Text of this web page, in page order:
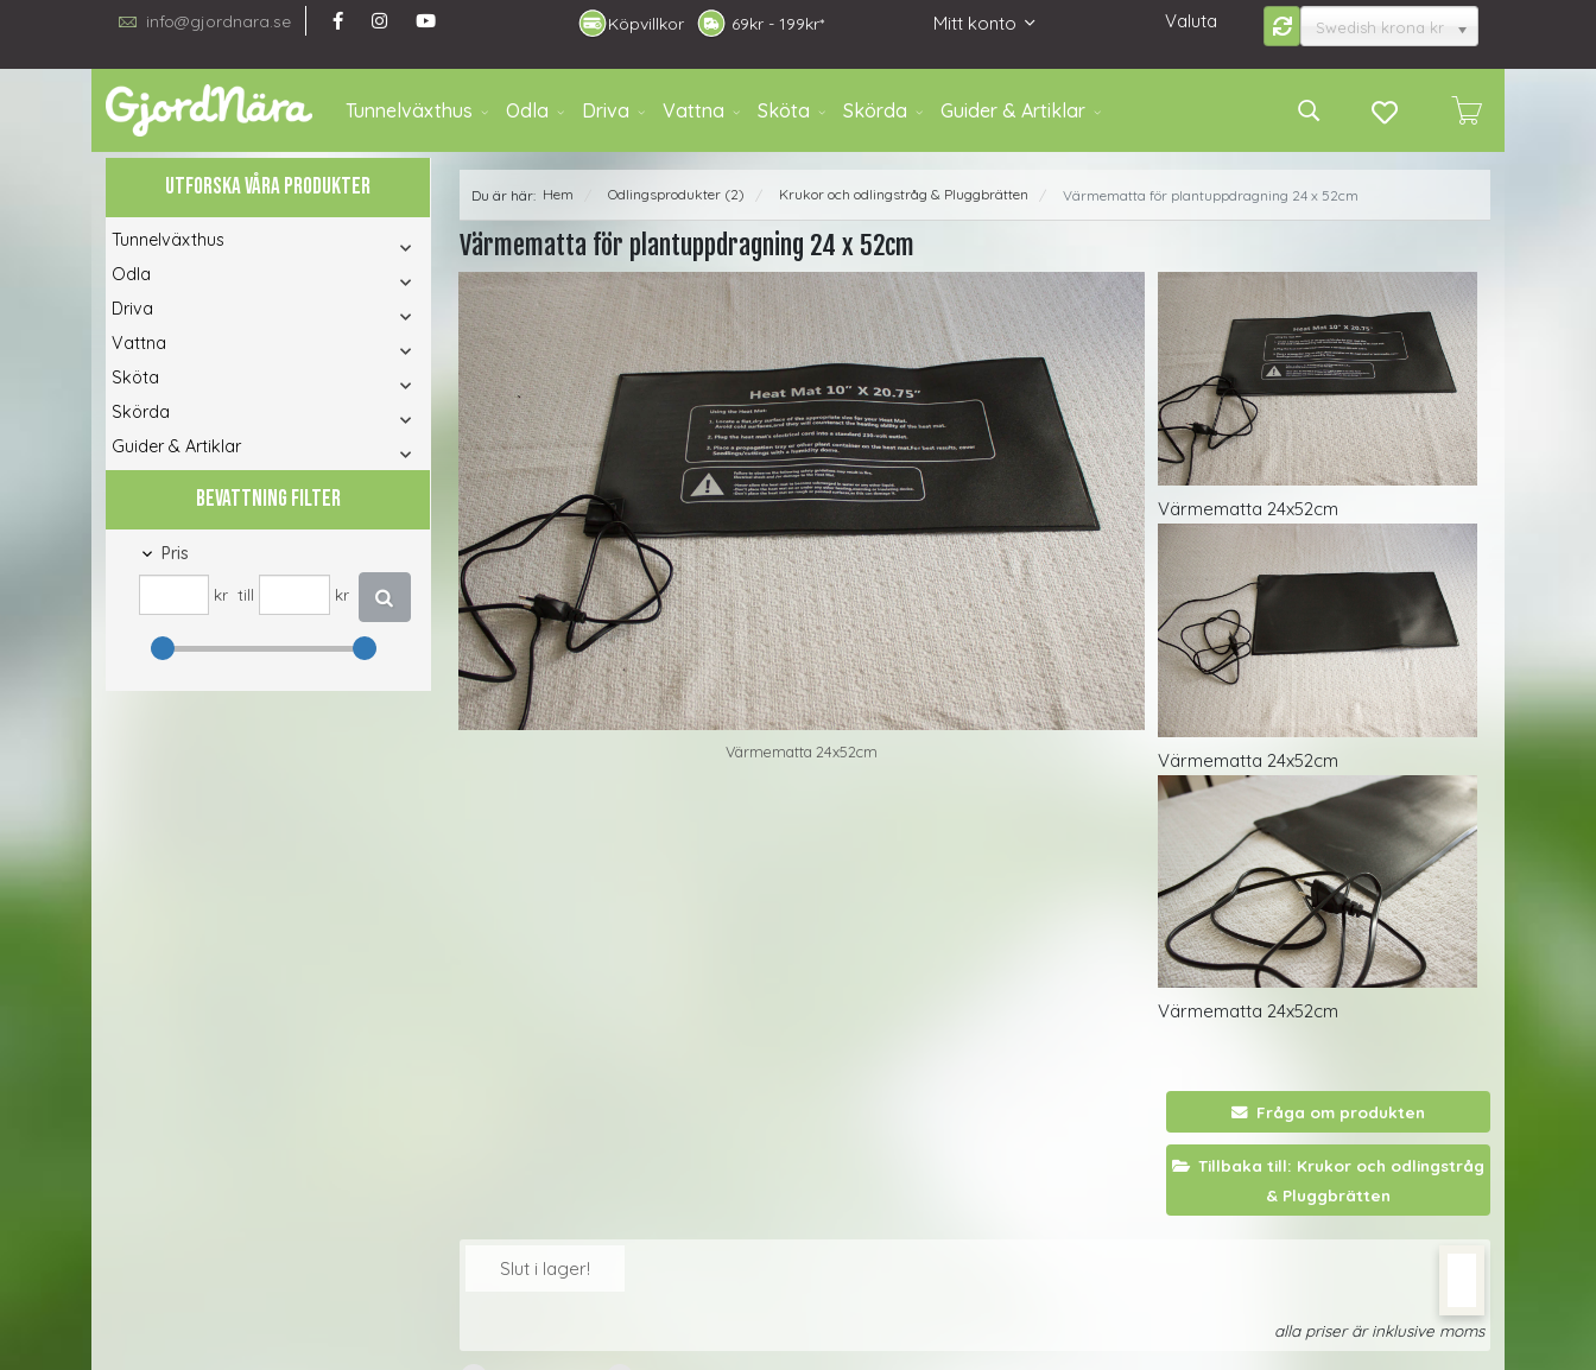
info@gjordnara.se Mitt konto
69kr - 199kr*
Köpvillkor Valuta Swedish krona kr
Tunnelväxthus Odla Driva Vattna Sköta Skörda Guider & Artiklar
UTFORSKA VÅRA PRODUKTER
Tunnelväxthus
Odla
Driva
Vattna
Sköta
Skörda
Guider & Artiklar
BEVATTNING FILTER
Pris
kr till kr
Du är här: Hem Odlingsprodukter (2) / Krukor och odlingstråg & Pluggbrätten / Värmematta för plantuppdragning 24 x 52cm
Värmematta för plantuppdragning 24 x 52cm
Värmematta 24x52cm
Värmematta 24x52cm
Värmematta 24x52cm
Värmematta 24x52cm
Fråga om produkten
Tillbaka till: Krukor och odlingstråg
& Pluggbrätten
Slut i lager!
alla priser är inklusive moms